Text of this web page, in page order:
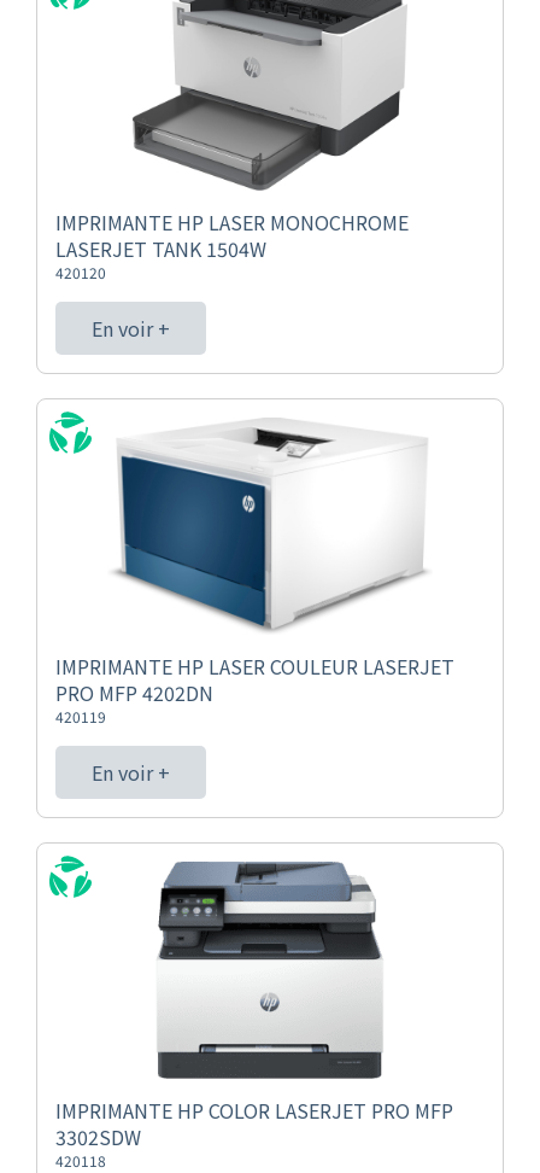
IMPRIMANTE HP LASER MONOCHROME
LASERJET TANK 1504W
420120
En voir +
IMPRIMANTE HP LASER COULEUR LASERJET
PRO MFP 4202DN
420119
En voir +
IMPRIMANTE HP COLOR LASERJET PRO MFP
3302SDW
420118